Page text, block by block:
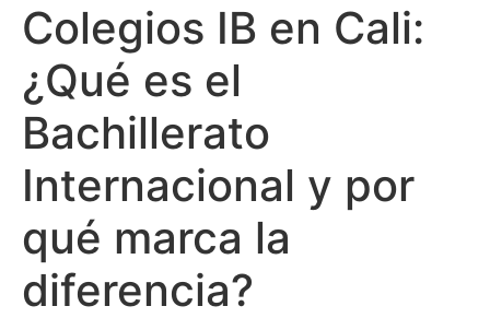
Colegios IB en Cali:
¿Qué es el
Bachillerato
Internacional y por
qué marca la
diferencia?